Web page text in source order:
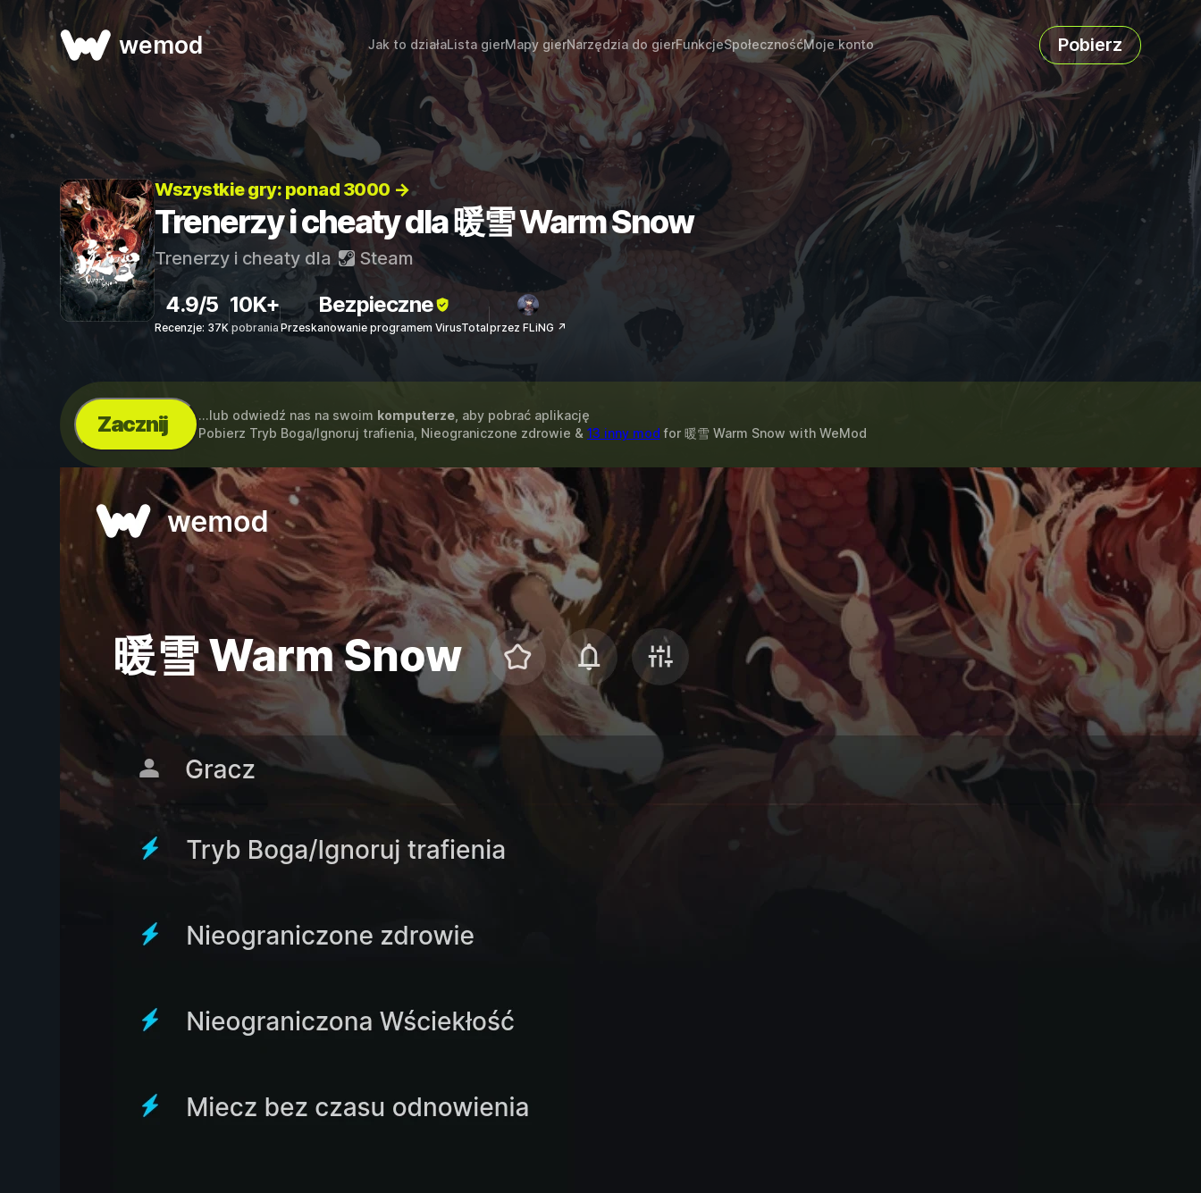
wemod Jak to działaLista gierMapy gierNarzędzia do gierFunkcjeSpołecznośćMoje konto Pobierz
Wszystkie gry: ponad 3000 →
Trenerzy i cheaty dla 暖雪 Warm Snow
Trenerzy i cheaty dla Steam
4.9/5
Recenzje: 37K
10K+
pobrania
Bezpieczne
Przeskanowanie programem VirusTotalprzez FLiNG ↗
Zacznij ...lub odwiedź nas na swoim komputerze, aby pobrać aplikację
Pobierz Tryb Boga/Ignoruj trafienia, Nieograniczone zdrowie & 13 inny mod for 暖雪 Warm Snow with WeMod